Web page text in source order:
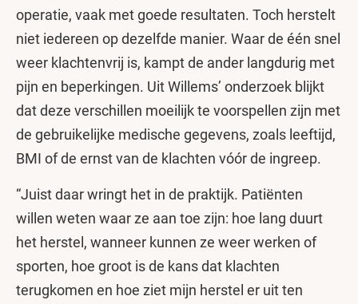
operatie, vaak met goede resultaten. Toch herstelt
niet iedereen op dezelfde manier. Waar de één snel
weer klachtenvrij is, kampt de ander langdurig met
pijn en beperkingen. Uit Willems’ onderzoek blijkt
dat deze verschillen moeilijk te voorspellen zijn met
de gebruikelijke medische gegevens, zoals leeftijd,
BMI of de ernst van de klachten vóór de ingreep.
“Juist daar wringt het in de praktijk. Patiënten
willen weten waar ze aan toe zijn: hoe lang duurt
het herstel, wanneer kunnen ze weer werken of
sporten, hoe groot is de kans dat klachten
terugkomen en hoe ziet mijn herstel er uit ten